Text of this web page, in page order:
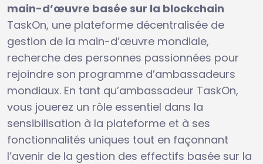
main-d’œuvre basée sur la blockchain
TaskOn, une plateforme décentralisée de
gestion de la main-d’œuvre mondiale,
recherche des personnes passionnées pour
rejoindre son programme d’ambassadeurs
mondiaux. En tant qu’ambassadeur TaskOn,
vous jouerez un rôle essentiel dans la
sensibilisation à la plateforme et à ses
fonctionnalités uniques tout en façonnant
l’avenir de la gestion des effectifs basée sur la